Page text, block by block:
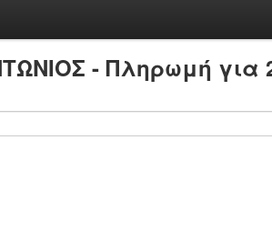
- Πληρωμή για